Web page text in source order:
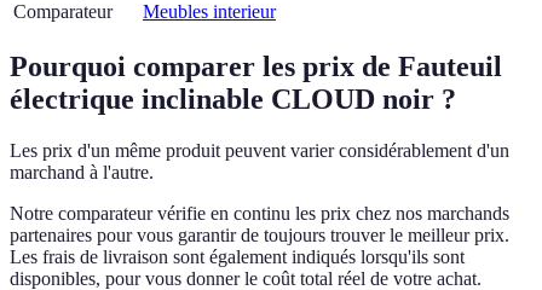
Comparateur
Meubles interieur
Pourquoi comparer les prix de Fauteuil
électrique inclinable CLOUD noir ?
Les prix d'un même produit peuvent varier considérablement d'un
marchand à l'autre.
Notre comparateur vérifie en continu les prix chez nos marchands
partenaires pour vous garantir de toujours trouver le meilleur prix.
Les frais de livraison sont également indiqués lorsqu'ils sont
disponibles, pour vous donner le coût total réel de votre achat.